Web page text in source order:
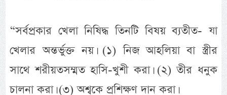
“সর্বপ্রকার খেলা নিষিদ্ধ তিনটি বিষয় ব্যতীত- যা
খেলার অন্তর্ভুক্ত নয়। (১) নিজ আহলিয়া বা স্ত্রীর
সাথে শরীয়তসম্মত হাসি-খুশী করা। (২) তীর ধনুক
চালনা করা। (৩) অশ্বকে প্রশিক্ষণ দান করা।